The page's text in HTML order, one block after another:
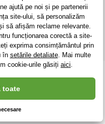
și se aplică
companiile Google și ale lor
de laRIESENIA